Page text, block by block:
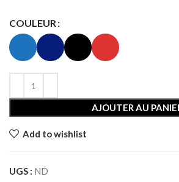
COULEUR
AJOUTER AU
Add to wishlist
UGS : ND